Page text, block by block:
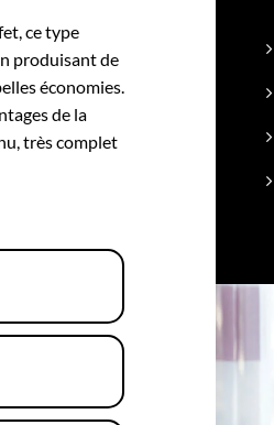
ce type
produisant de
économies.
de la
très complet